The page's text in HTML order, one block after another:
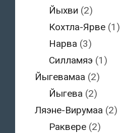
Йыхви (2)
Кохтла-Ярве (1)
Нарва (3)
Силламяэ (1)
Йыгевамаа (2)
Йыгева (2)
Ляэне-Вирумаа (2)
Раквере (2)